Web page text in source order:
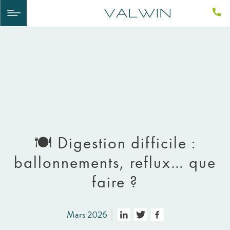
🍽️ Digestion difficile :
ballonnements, reflux… que
faire ?
Mars 2026